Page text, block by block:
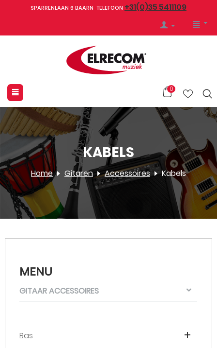
SPARRENLAAN 6 BAARN TELEFOON +31(0)35 5411109
0
KABELS
Home Gitaren Accessoires Kabels
MENU
GITAAR ACCESSOIRES
Bas